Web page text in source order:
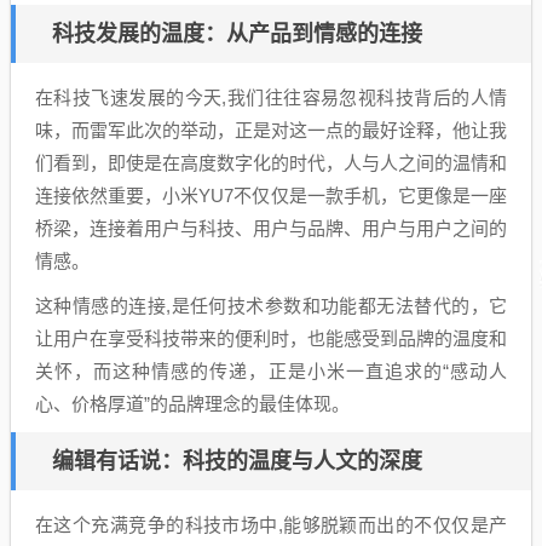
科技发展的温度：从产品到情感的连接
在科技飞速发展的今天,我们往往容易忽视科技背后的人情
味，而雷军此次的举动，正是对这一点的最好诠释，他让我
们看到，即使是在高度数字化的时代，人与人之间的温情和
连接依然重要，小米YU7不仅仅是一款手机，它更像是一座
桥梁，连接着用户与科技、用户与品牌、用户与用户之间的
情感。
这种情感的连接,是任何技术参数和功能都无法替代的，它
让用户在享受科技带来的便利时，也能感受到品牌的温度和
关怀，而这种情感的传递，正是小米一直追求的“感动人
心、价格厚道”的品牌理念的最佳体现。
编辑有话说：科技的温度与人文的深度
在这个充满竞争的科技市场中,能够脱颖而出的不仅仅是产